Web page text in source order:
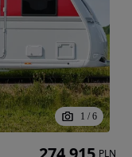
1 / 6
PLN